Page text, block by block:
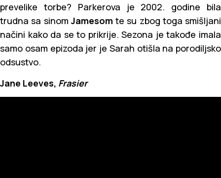
prevelike torbe? Parkerova je 2002. godine bila
trudna sa sinomJamesom te su zbog toga smišljani
načini kako da se to prikrije. Sezona je takođe imala
samo osam epizoda jer je Sarah otišla na porodiljsko
odsustvo.
Jane Leeves, Frasier